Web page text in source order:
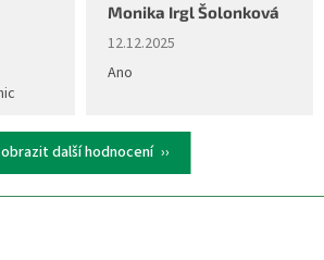
5 z 5 hvězdiček.
Monika Irgl Šolonková
Hodnocení obchodu je 5 z 5
12.12.2025
Ano
další hodnocení